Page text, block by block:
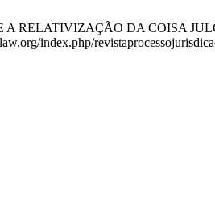
A RELATIVIZAÇÃO DA COISA
index.php/